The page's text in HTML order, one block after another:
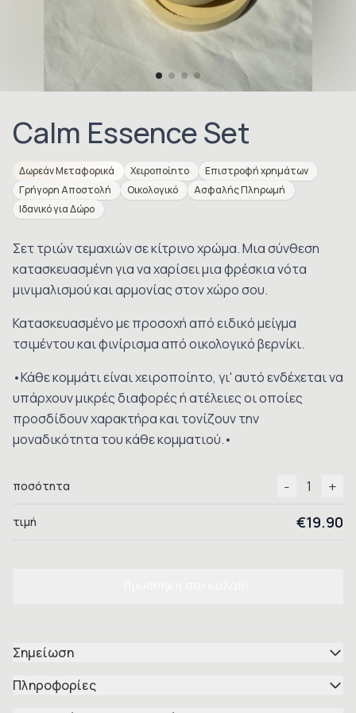
Calm Essence Set
Δωρεάν Μεταφορικά Χειροποίητο
Επιστροφή χρημάτων
Γρήγορη Αποστολή
Οικολογικό
Ασφαλής Πληρωμή
Ιδανικό για Δώρο
Σετ τριών τεμαχιών σε κίτρινο χρώμα. Μια σύνθεση
κατασκευασμένη για να χαρίσει μια φρέσκια νότα
μινιμαλισμού και αρμονίας στον χώρο σου.
Κατασκευασμένο με προσοχή από ειδικό μείγμα
τσιμέντου και φινίρισμα από οικολογικό βερνίκι.
•Κάθε κομμάτι είναι χειροποίητο, γι' αυτό ενδέχεται να
υπάρχουν μικρές διαφορές ή ατέλειες οι οποίες
προσδίδουν χαρακτήρα και τονίζουν την
μοναδικότητα του κάθε κομματιού.•
ποσότητα - 1 +
τιμή €19.90
Σημείωση
Πληροφορίες